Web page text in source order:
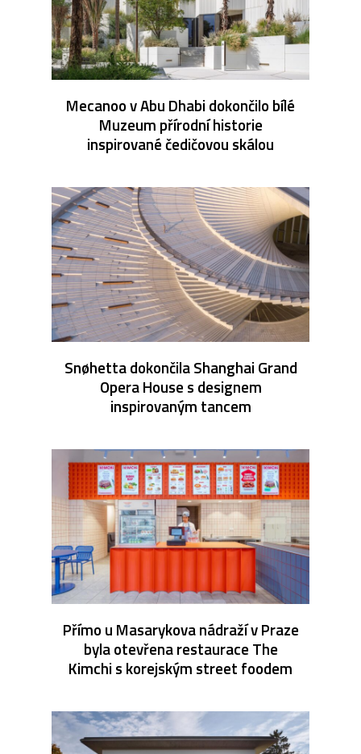
Mecanoo v Abu Dhabi dokončilo bílé
Muzeum přírodní historie
inspirované čedičovou skálou
Snøhetta dokončila Shanghai Grand
Opera House s designem
inspirovaným tancem
Přímo u Masarykova nádraží v Praze
byla otevřena restaurace The
Kimchi s korejským street foodem